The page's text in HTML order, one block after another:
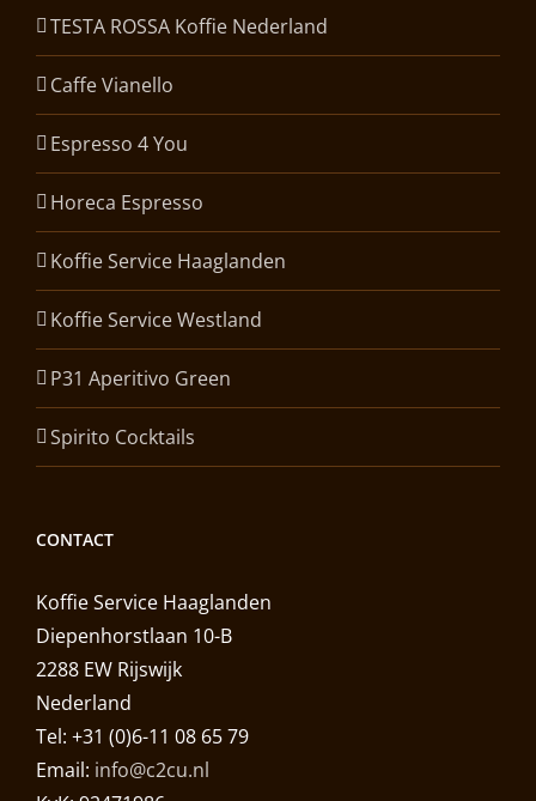
TESTA ROSSA Koffie Nederland
Caffe Vianello
Espresso 4 You
Horeca Espresso
Koffie Service Haaglanden
Koffie Service Westland
P31 Aperitivo Green
Spirito Cocktails
CONTACT
Koffie Service Haaglanden
Diepenhorstlaan 10-B
2288 EW Rijswijk
Nederland
Tel: +31 (0)6-11 08 65 79
Email: info@c2cu.nl